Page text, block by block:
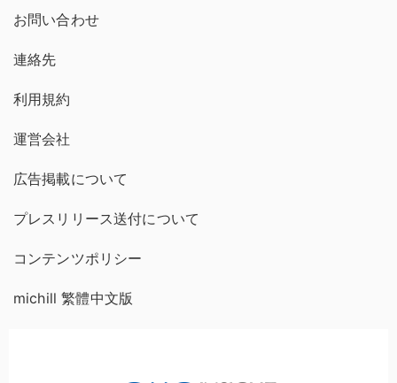
お問い合わせ
連絡先
利用規約
運営会社
広告掲載について
プレスリリース送付について
コンテンツポリシー
michill 繁體中文版